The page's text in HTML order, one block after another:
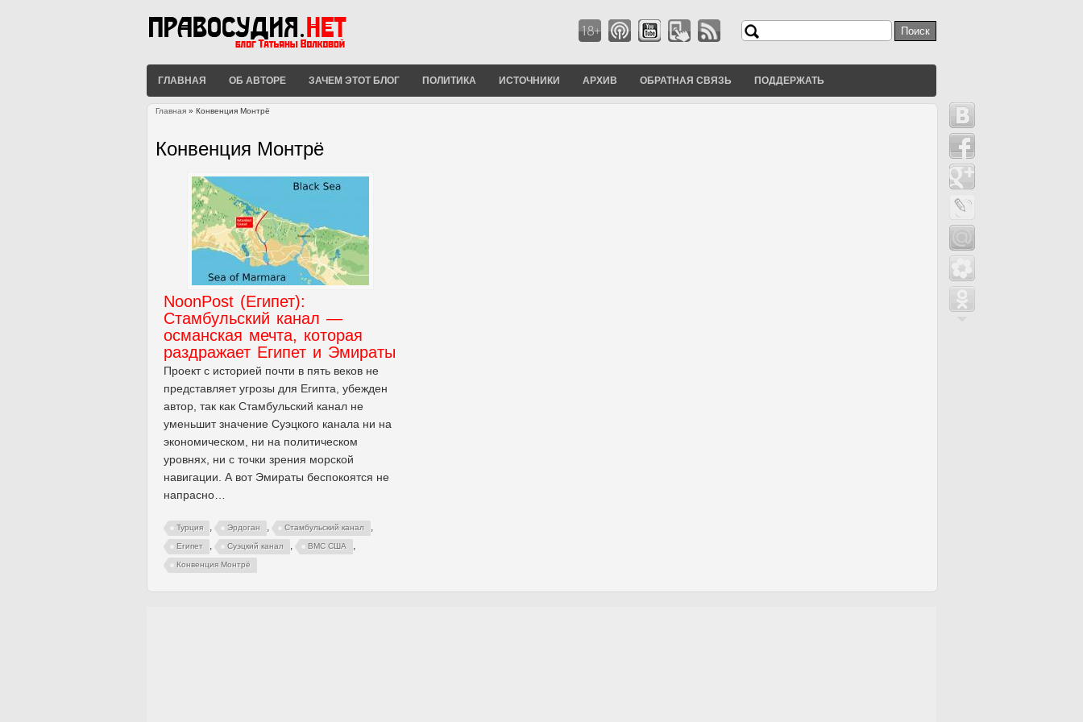
Форма поиска
Поиск
ГЛАВНАЯ ОБ АВТОРЕ ЗАЧЕМ ЭТОТ БЛОГ ПОЛИТИКА ИСТОЧНИКИ АРХИВ ОБРАТНАЯ СВЯЗЬ ПОДДЕРЖАТЬ
Главная » Конвенция Монтрё
Конвенция Монтрё
NoonPost (Египет):
Стамбульский канал —
османская мечта, которая
раздражает Египет и Эмираты
Проект с историей почти в пять веков не
представляет угрозы для Египта, убежден
автор, так как Стамбульский канал не
уменьшит значение Суэцкого канала ни на
экономическом, ни на политическом
уровнях, ни с точки зрения морской
навигации. А вот Эмираты беспокоятся не
напрасно…
Турция , Эрдоган , Стамбульский канал ,
Египет , Суэцкий канал , ВМС США ,
Конвенция Монтрё